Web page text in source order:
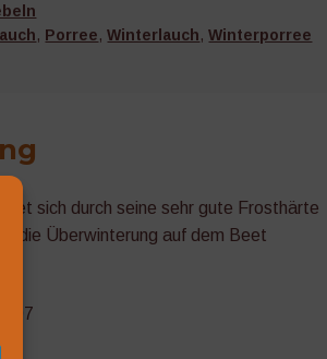
, Porree,Winterlauch,Winterporree
sich durch seine sehr gute Frosthärte
die Überwinterung auf dem Beet
007